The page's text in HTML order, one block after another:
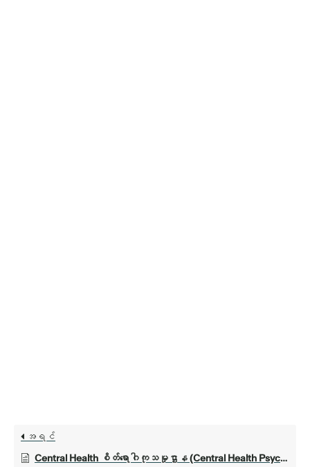
အရင်
Central Health စိတ်ရောဂါကုသမှုဌာန (Central Health Psychiatric Services)